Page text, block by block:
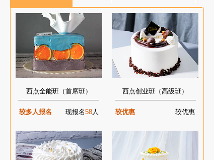
西点全能班（首席班）
较多人报名 现报名58人
西点创业班（高级班）
较优惠 较优惠